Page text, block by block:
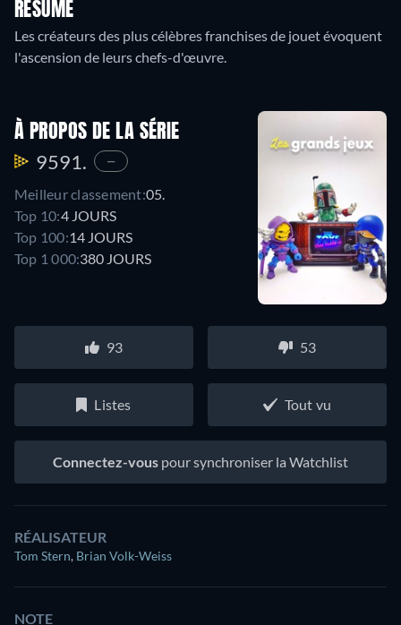
RÉSUMÉ
Les créateurs des plus célèbres franchises de jouet évoquent
l'ascension de leurs chefs-d'œuvre.
À PROPOS DE LA SÉRIE
9591. —
Meilleur classement:05.
Top 10:4 JOURS
Top 100:14 JOURS
Top 1 000:380 JOURS
93 53
Listes Tout vu
Connectez-vous pour synchroniser la Watchlist
RÉALISATEUR
Tom Stern, Brian Volk-Weiss
NOTE